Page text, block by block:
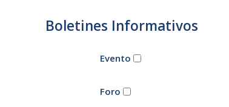
Boletines Informativos
Evento
Foro